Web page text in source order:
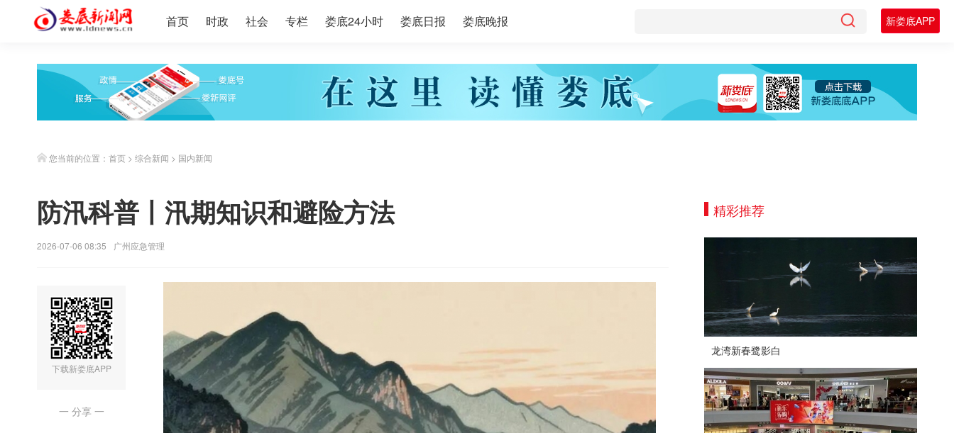
首页 时政 社会 专栏 娄底24小时 娄底日报 娄底晚报 新娄底APP
您当前的位置： 首页 > 综合新闻 > 国内新闻
防汛科普丨汛期知识和避险方法
2026-07-06 08:35 广州应急管理
下载新娄底APP
一 分享 一
精彩推荐
龙湾新春鹭影白